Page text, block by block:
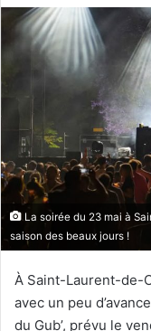
La soirée du 23 mai à
saison des beaux jours !
À Saint-Laurent-de-
avec un peu
du Gub’, prévu le